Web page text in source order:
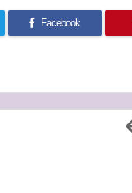
Facebook